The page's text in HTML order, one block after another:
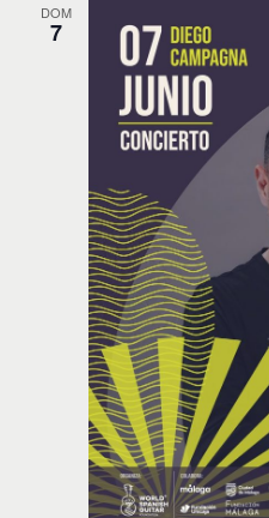
DOM
7